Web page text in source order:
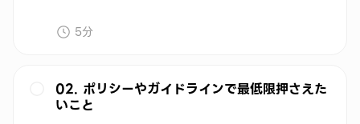
5分
02. ポリシーやガイドラインで最低限押さえた
いこと